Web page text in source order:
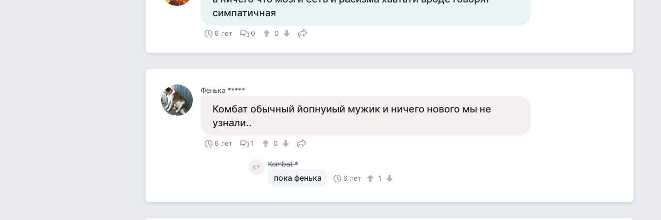
симпатичная
6 лет 0 0
Фенька *****
Комбат обычный йопнуиый мужик и ничего нового мы не
узнали..
6 лет 1 0
K* Kombat *
пока фенька 6 лет 1